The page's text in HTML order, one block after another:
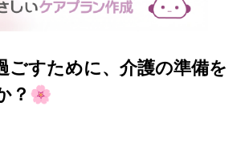
ごすために、介護の準備を
？🌸